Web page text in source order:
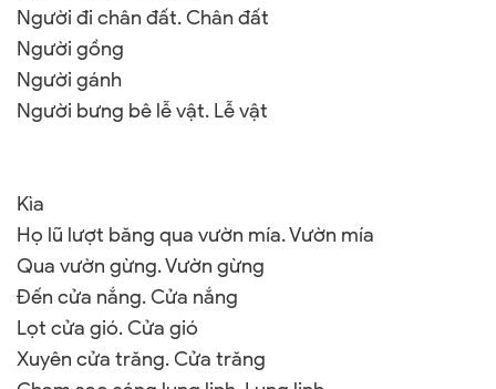
Người đi chân đất. Chân đất
Người gồng
Người gánh
Người bưng bê lễ vật. Lễ vật
Kìa
Họ lũ lượt băng qua vườn mía. Vườn mía
Qua vườn gừng. Vườn gừng
Đến cửa nắng. Cửa nắng
Lọt cửa gió. Cửa gió
Xuyên cửa trăng. Cửa trăng